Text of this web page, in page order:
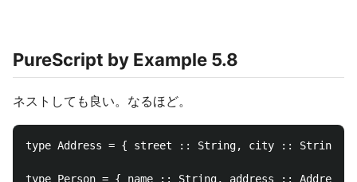
PureScript by Example 5.8
ネストしても良い。なるほど。
type Address = { street :: String, city :: String }
type Person = { name :: String, address :: Address }